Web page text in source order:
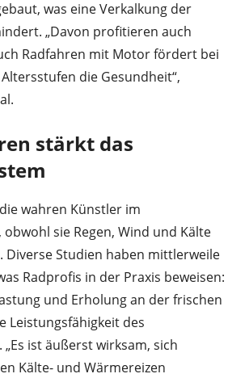
was eine Verkalkung der
„Davon profitieren auch
Radfahren mit Motor fördert bei
die Gesundheit“,
stärkt das
wahren Künstler im
sie Regen, Wind und Kälte
Diverse Studien haben mittlerweile
Radprofis in der Praxis beweisen:
und Erholung an der frischen
Leistungsfähigkeit des
ist äußerst wirksam, sich
Kälte- und Wärmereizen